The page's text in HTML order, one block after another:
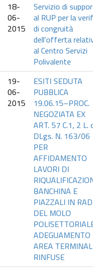
18-
06-
2015
Servizio di
al RUP per la
di congruità
dell'offerta
al Centro Servizi
Polivalente
19-
06-
2015
ESITI SEDUTA
PUBBLICA
19.06.15–PROC.
NEGOZIATA EX
ART. 57 C.1, 2 L.
DLgs. N. 163/06
PER
AFFIDAMENTO
LAVORI DI
BANCHINA E
PIAZZALI IN
DEL MOLO
ADEGUAMENTO
AREA TERMINAL
RINFUSE